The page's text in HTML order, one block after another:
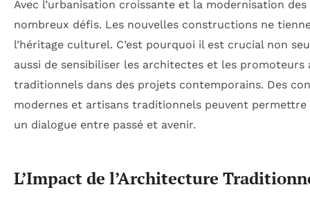
Avec l’urbanisation croissante et la modernisation
nombreux défis. Les nouvelles constructions ne
l’héritage culturel. C’est pourquoi il est crucial non
aussi de sensibiliser les architectes et les promoteurs
traditionnels dans des projets contemporains. Des
modernes et artisans traditionnels peuvent
un dialogue entre passé et avenir.
L’Impact de l’Architecture